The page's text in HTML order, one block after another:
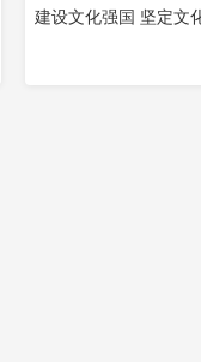
建设文化强国 坚定文